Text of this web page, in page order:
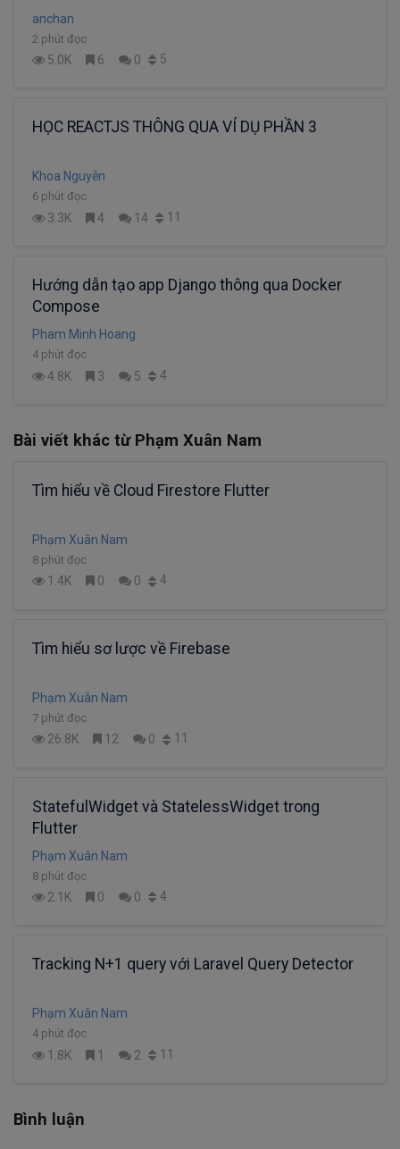
anchan
2 phút đọc
5.0K 6 0 5
HỌC REACTJS THÔNG QUA VÍ DỤ PHẦN 3
Khoa Nguyễn
6 phút đọc
3.3K 4 14 11
Hướng dẫn tạo app Django thông qua Docker
Compose
Pham Minh Hoang
4 phút đọc
4.8K 3 5 4
Bài viết khác từ Phạm Xuân Nam
Tìm hiểu về Cloud Firestore Flutter
Phạm Xuân Nam
8 phút đọc
1.4K 0 0 4
Tìm hiểu sơ lược về Firebase
Phạm Xuân Nam
7 phút đọc
26.8K 12 0 11
StatefulWidget và StatelessWidget trong
Flutter
Phạm Xuân Nam
8 phút đọc
2.1K 0 0 4
Tracking N+1 query với Laravel Query Detector
Phạm Xuân Nam
4 phút đọc
1.8K 1 2 11
Bình luận